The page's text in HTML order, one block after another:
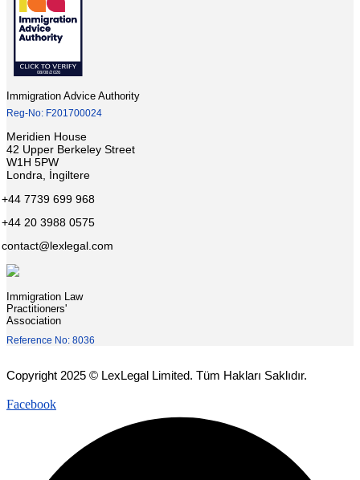
Immigration Advice Authority
Reg-No: F201700024
Meridien House
42 Upper Berkeley Street
W1H 5PW
Londra, İngiltere
+44 7739 699 968
+44 20 3988 0575
contact@lexlegal.com
Immigration Law
Practitioners'
Association
Reference No: 8036
Copyright 2025 © LexLegal Limited. Tüm Hakları Saklıdır.
Facebook